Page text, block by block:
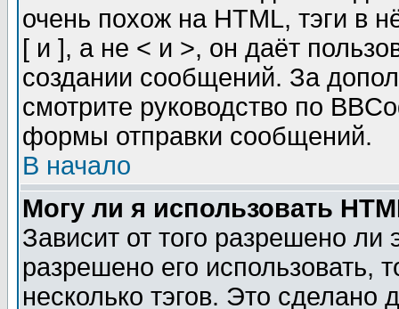
очень похож на HTML, тэги в
[ и ], а не < и >, он даёт
создании сообщений. За
смотрите руководство по
формы отправки сообщений.
В начало
Могу ли я использовать
Зависит от того разрешено
разрешено его использовать,
несколько тэгов. Это сделано